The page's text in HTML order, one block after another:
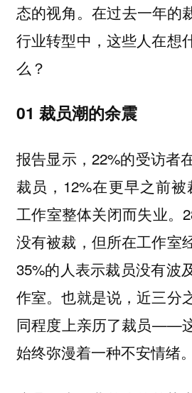
态的视角。在过去一年的
行业转型中，这些人在想
么？
01 裁员潮的余震
报告显示，22%的受访者
裁员，12%在更早之前
工作室整体关闭而失业。
没有被裁，但所在工作室
35%的人表示裁员没有波
作室。也就是说，近三分
同程度上亲历了裁员——
始终弥漫着一种不安情绪。